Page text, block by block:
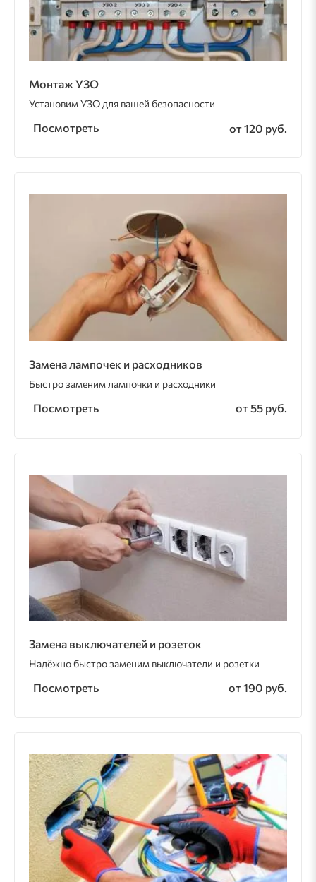
Монтаж УЗО
Установим УЗО для вашей безопасности
Посмотреть от 120 руб.
Замена лампочек и расходников
Быстро заменим лампочки и расходники
Посмотреть от 55 руб.
Замена выключателей и розеток
Надёжно быстро заменим выключатели и розетки
Посмотреть от 190 руб.